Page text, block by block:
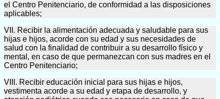
el Centro Penitenciario, de conformidad a las disposiciones
aplicables;
VII. Recibir la alimentación adecuada y saludable para sus
hijas e hijos, acorde con su edad y sus necesidades de
salud con la finalidad de contribuir a su desarrollo físico y
mental, en caso de que permanezcan con sus madres en el
Centro Penitenciario;
VIII. Recibir educación inicial para sus hijas e hijos,
vestimenta acorde a su edad y etapa de desarrollo, y